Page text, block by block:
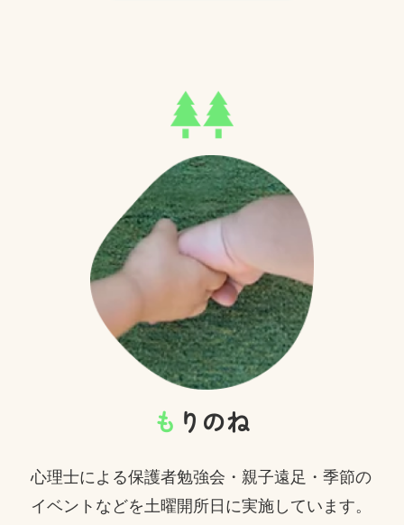
も りのね
心理士による保護者勉強会・親子遠足・季節の
イベントなどを土曜開所日に実施しています。